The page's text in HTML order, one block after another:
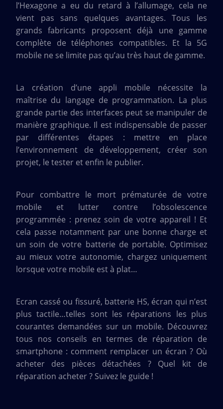
l’Hexagone a eu du retard à l’allumage, cela ne
vient pas sans quelques avantages. Tous les
grands fabricants proposent déjà une gamme
complète de téléphones compatibles. Et la 5G
mobile ne se limite pas qu’au très haut de gamme.
La création d’une appli mobile nécessite la
maîtrise du langage de programmation. La plus
grande partie des interfaces peut se manipuler de
manière graphique. Il est indispensable de passer
par différentes étapes : mettre en place
l’environnement de développement, créer son
projet, le tester et enfin le publier.
Pour combattre le mort prématurée de votre
mobile et lutter contre l’obsolescence
programmée : prenez soin de votre appareil ! Et
cela passe notamment par une bonne charge et
un soin de votre batterie de portable. Optimisez
au mieux votre autonomie, chargez uniquement
lorsque votre mobile est à plat…
Ecran cassé ou fissuré, batterie HS, écran qui n’est
plus tactile…telles sont les réparations les plus
courantes demandées sur un mobile. Découvrez
tous nos conseils en termes de réparation de
smartphone : comment remplacer un écran ? Où
acheter des pièces détachées ? Quel kit de
réparation acheter ? Suivez le guide !